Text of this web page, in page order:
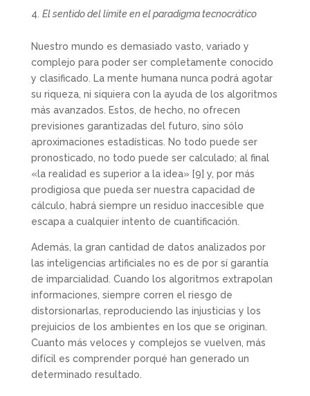
El sentido del límite en el paradigma tecnocrático
Nuestro mundo es demasiado vasto, variado y
complejo para poder ser completamente conocido
y clasificado. La mente humana nunca podrá agotar
su riqueza, ni siquiera con la ayuda de los algoritmos
más avanzados. Estos, de hecho, no ofrecen
previsiones garantizadas del futuro, sino sólo
aproximaciones estadísticas. No todo puede ser
pronosticado, no todo puede ser calculado; al final
«la realidad es superior a la idea» [9] y, por más
prodigiosa que pueda ser nuestra capacidad de
cálculo, habrá siempre un residuo inaccesible que
escapa a cualquier intento de cuantificación.
Además, la gran cantidad de datos analizados por
las inteligencias artificiales no es de por sí garantía
de imparcialidad. Cuando los algoritmos extrapolan
informaciones, siempre corren el riesgo de
distorsionarlas, reproduciendo las injusticias y los
prejuicios de los ambientes en los que se originan.
Cuanto más veloces y complejos se vuelven, más
difícil es comprender porqué han generado un
determinado resultado.